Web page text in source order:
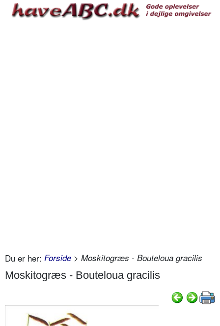
Du er her: Forside > Moskitogræs - Bouteloua gracilis
Moskitogræs - Bouteloua gracilis